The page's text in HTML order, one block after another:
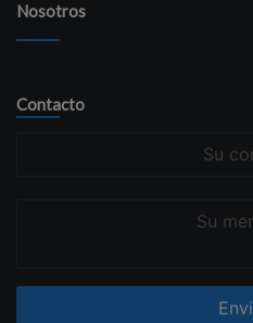
Nosotros
Contacto